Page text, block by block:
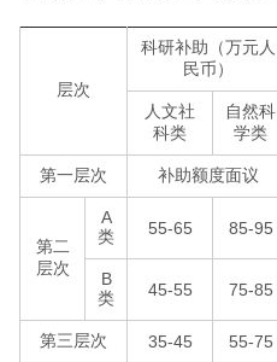
层次
科研补助（万元人
民币）
人文社
科类
自然科
学类
第一层次 补助额度面议
第二
层次
A
类
55-65 85-95
B
类
45-55 75-85
第三层次 35-45 55-75